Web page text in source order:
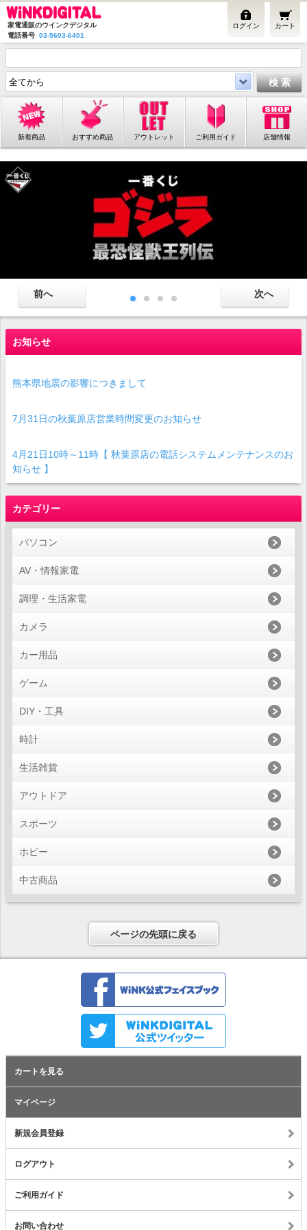
家電通販のウインクデジタル
電話番号 03-5603-6401
カート
ログイン
新着商品 おすすめ商品 アウトレット ご利用ガイド 店舗情報
お知らせ
熊本県地震の影響につきまして
7月31日の秋葉原店営業時間変更のお知らせ
4月21日10時～11時【 秋葉原店の電話システムメンテナンスのお
知らせ 】
カテゴリー
パソコン
AV・情報家電
調理・生活家電
カメラ
カー用品
ゲーム
DIY・工具
時計
生活雑貨
アウトドア
スポーツ
ホビー
中古商品
ページの先頭に戻る
カートを見る
マイページ
新規会員登録
ログアウト
ご利用ガイド
お問い合わせ